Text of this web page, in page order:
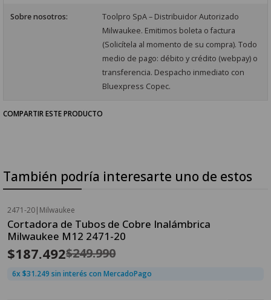
Sobre nosotros:
Toolpro SpA – Distribuidor Autorizado
Milwaukee. Emitimos boleta o factura
(Solicítela al momento de su compra). Todo
medio de pago: débito y crédito (webpay) o
transferencia. Despacho inmediato con
Bluexpress Copec.
COMPARTIR ESTE PRODUCTO
También podría interesarte uno de estos
OFERTA FLASH⚡
-25%OFF
2471-20| Milwaukee
Cortadora de Tubos de Cobre Inalámbrica
Milwaukee M12 2471-20
$187.492$249.990
6x $31.249 sin interés con MercadoPago